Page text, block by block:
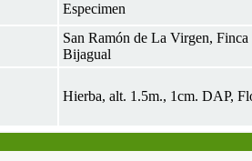
Especimen
San Ramón de La Virgen,
Bijagual
Hierba, alt. 1.5m., 1cm. DAP,